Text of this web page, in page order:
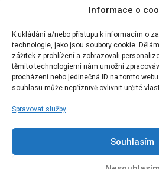
Informace o
K ukládání a/nebo přístupu k informacím o
technologie, jako jsou soubory cookie.
zážitek z prohlížení a zobrazovali
těmito technologiemi nám umožní
procházení nebo jedinečná ID na tomto
souhlasu může nepříznivě ovlivnit určité
Spravovat služby
Souhlasím